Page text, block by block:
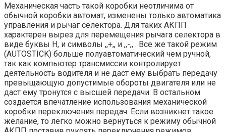
Механическая часть такой коробки неотличима от
обычной коробки автомат, изменены только автоматика
управления и рычаг селектора. Для таких АКПП
характерен вырез для перемещения рычага селектора в
виде буквы Н, и символы ,,+,, и ,,-,, . Все же такой режим
(AUTOSTICK) больше полуавтоматический чем ручной,
так как компьютер трансмиссии контролирует
деятельность водителя и не даст ему выбрать передачу
превыщающую допустимые обороты двигателя или не
даст ему тронутся с высшей передачи. В остальном
создается впечатление использования механической
коробки переключения передач. Если возникнет такое
желание, то легко можно вернуться к режиму обычной